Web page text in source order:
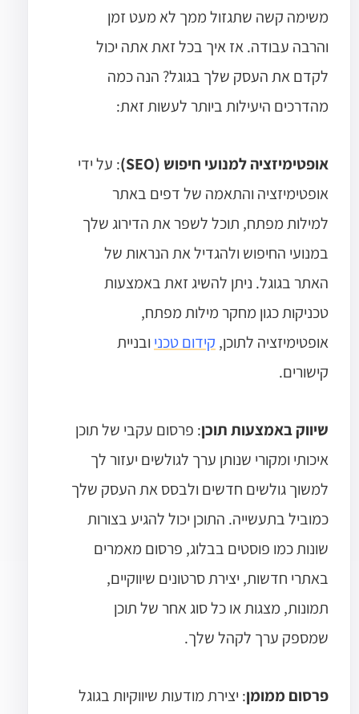
משימה קשה שתגזול ממך לא מעט זמן
והרבה עבודה. אז איך בכל זאת אתה יכול
לקדם את העסק שלך בגוגל? הנה כמה
מהדרכים היעילות ביותר לעשות זאת:
אופטימיזציה למנועי חיפוש (SEO)
: על ידי
אופטימיזציה והתאמה של דפים באתר
למילות מפתח, תוכל לשפר את הדירוג שלך
במנועי החיפוש ולהגדיל את הנראות של
האתר בגוגל. ניתן להשיג זאת באמצעות
טכניקות כגון מחקר מילות מפתח,
אופטימיזציה לתוכן, קידום טכני ובניית
קישורים.
שיווק באמצעות תוכן: פרסום עקבי של תוכן
איכותי ומקורי שנותן ערך לגולשים יעזור לך
למשוך גולשים חדשים ולבסס את העסק שלך
כמוביל בתעשייה. התוכן יכול להגיע בצורות
שונות כמו פוסטים בבלוג, פרסום מאמרים
באתרי חדשות, יצירת סרטונים שיווקיים,
תמונות, מצגות או כל סוג אחר של תוכן
שמספק ערך לקהל שלך.
פרסום ממומן: יצירת מודעות שיווקיות בגוגל